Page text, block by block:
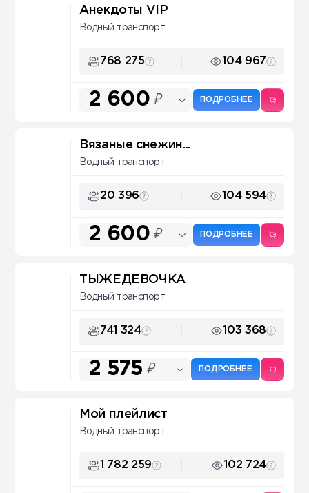
Анекдоты VIP
Водный транспорт
768 275 104 967
2 600 ₽ ПОДРОБНЕЕ
Вязаные снежин...
Водный транспорт
20 396 104 594
2 600 ₽ ПОДРОБНЕЕ
ТЫЖЕДЕВОЧКА
Водный транспорт
741 324 103 368
2 575 ₽ ПОДРОБНЕЕ
Мой плейлист
Водный транспорт
1 782 259 102 724